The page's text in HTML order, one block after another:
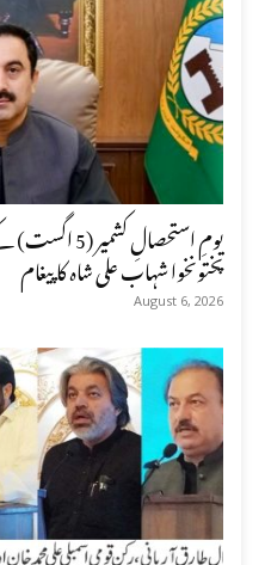
یومِ استحصالِ
پختونخوا شہاب علی شاہ کا پیغام
August 6, 2026